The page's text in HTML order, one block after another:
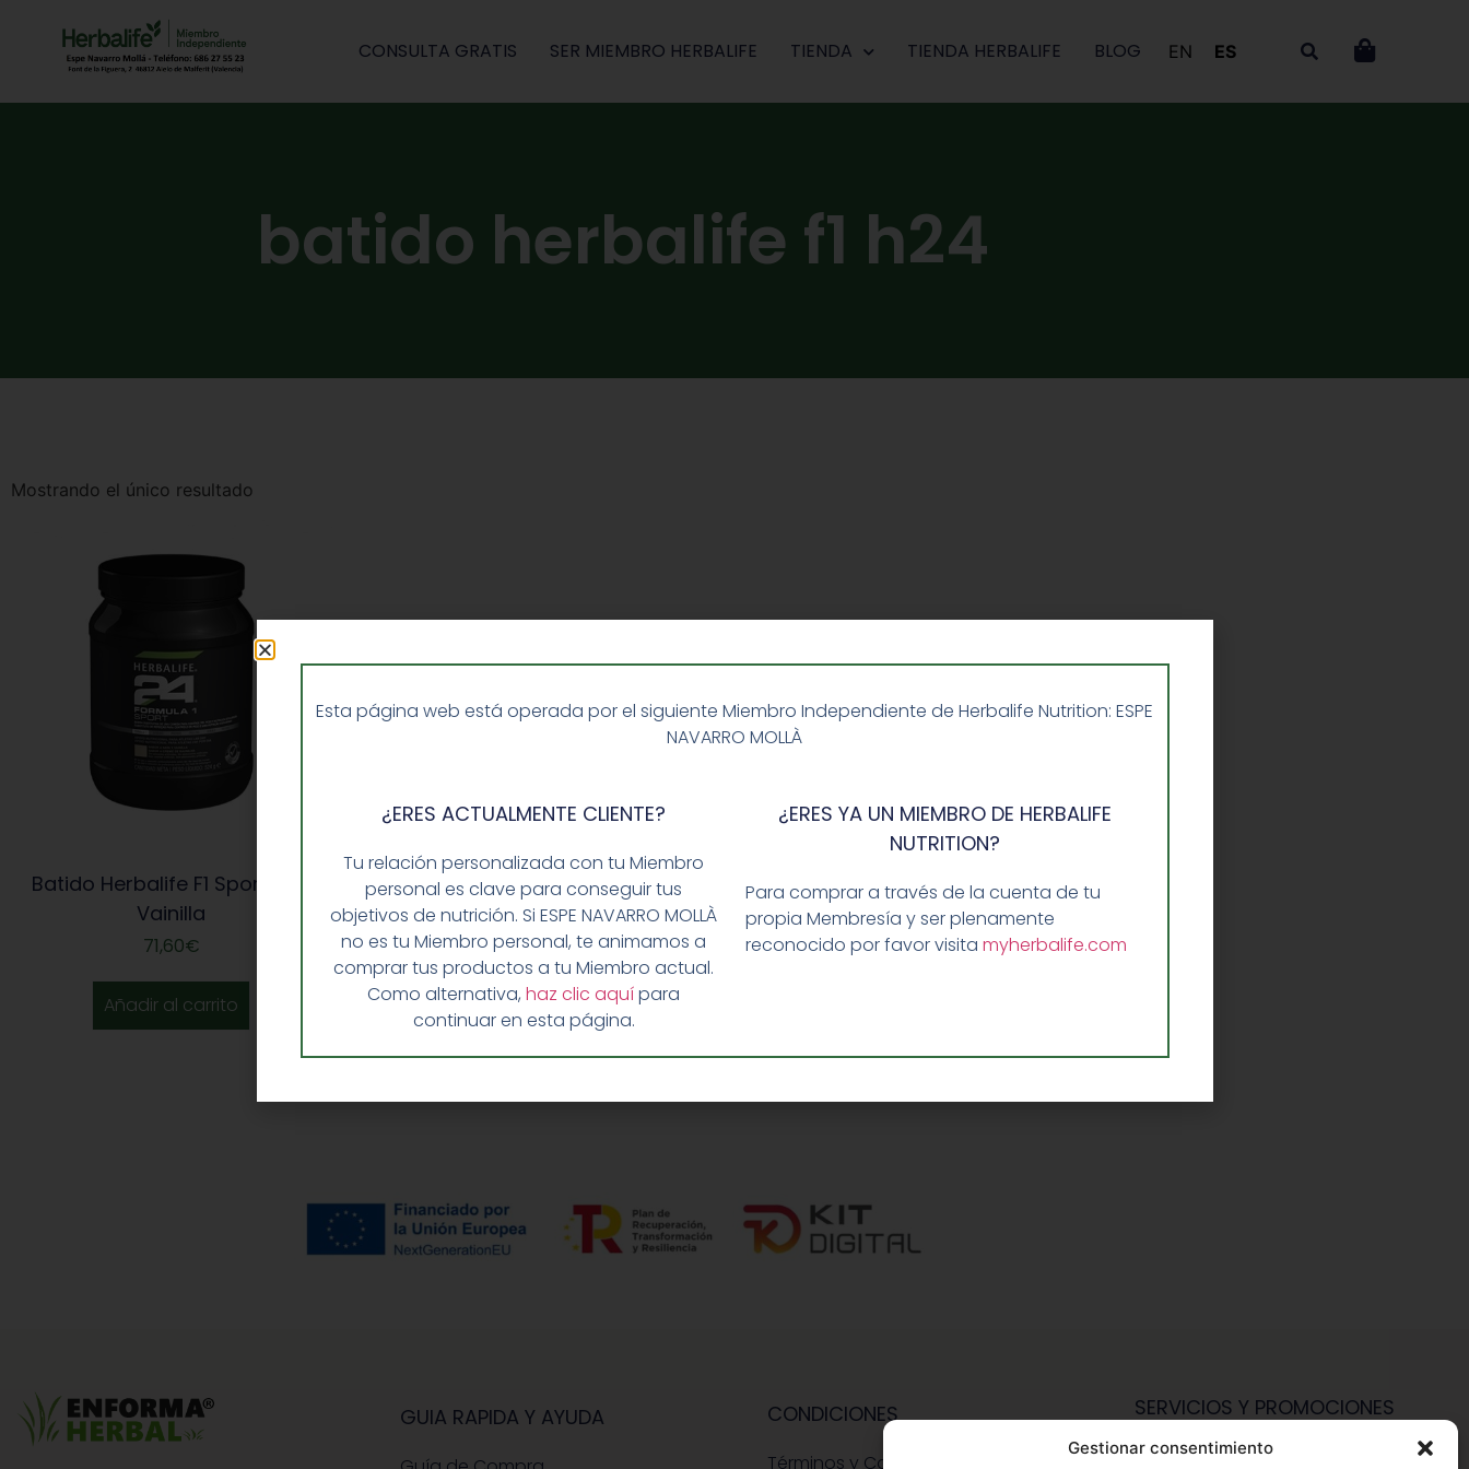
Gestionar consentimiento
CONSULTA GRATIS SER MIEMBRO HERBALIFE TIENDA TIENDA HERBALIFE BLOG EN ES
batido herbalife f1 h24
Mostrando el único resultado
Batido Herbalife F1 Sport H24
Vainilla
71,60€
Añadir al carrito
GUIA RAPIDA Y AYUDA CONDICIONES
Términos y Condiciones
SERVICIOS Y PROMOCIONES
Hazte Miembro Herbalife
Esta página web está operada por el siguiente Miembro Independiente de Herbalife Nutrition: ESPE
NAVARRO MOLLÀ
¿ERES ACTUALMENTE CLIENTE?
Tu relación personalizada con tu Miembro
personal es clave para conseguir tus
objetivos de nutrición. Si ESPE NAVARRO MOLLÀ
no es tu Miembro personal, te animamos a
comprar tus productos a tu Miembro actual.
Como alternativa,haz clic aquípara
continuar en esta página.
¿ERES YA UN MIEMBRO DE HERBALIFE
NUTRITION?
Para comprar a través de la cuenta de tu
propia Membresía y ser plenamente
reconocido por favor visita myherbalife.com